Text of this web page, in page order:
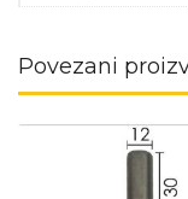
Povezani